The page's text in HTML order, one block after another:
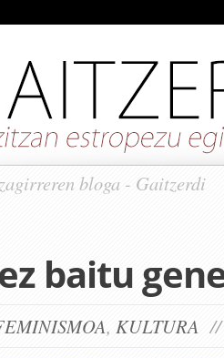
bloga - Gaitzerdi
baitu
, KULTURA